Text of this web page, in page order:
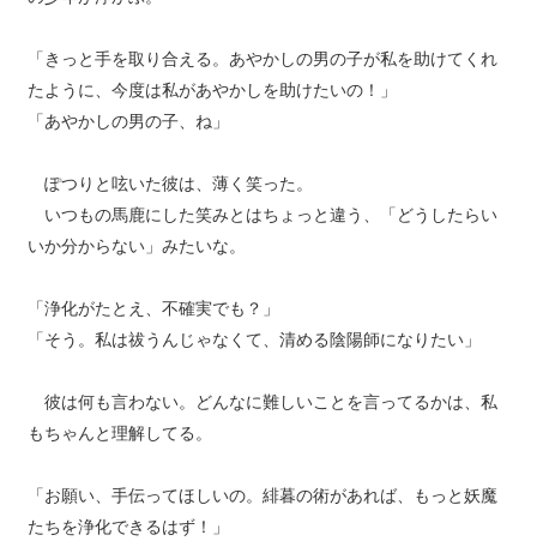
「きっと手を取り合える。あやかしの男の子が私を助けてくれ
たように、今度は私があやかしを助けたいの！」
「あやかしの男の子、ね」
ぽつりと呟いた彼は、薄く笑った。
いつもの馬鹿にした笑みとはちょっと違う、「どうしたらい
いか分からない」みたいな。
「浄化がたとえ、不確実でも？」
「そう。私は祓うんじゃなくて、清める陰陽師になりたい」
彼は何も言わない。どんなに難しいことを言ってるかは、私
もちゃんと理解してる。
「お願い、手伝ってほしいの。緋暮の術があれば、もっと妖魔
たちを浄化できるはず！」